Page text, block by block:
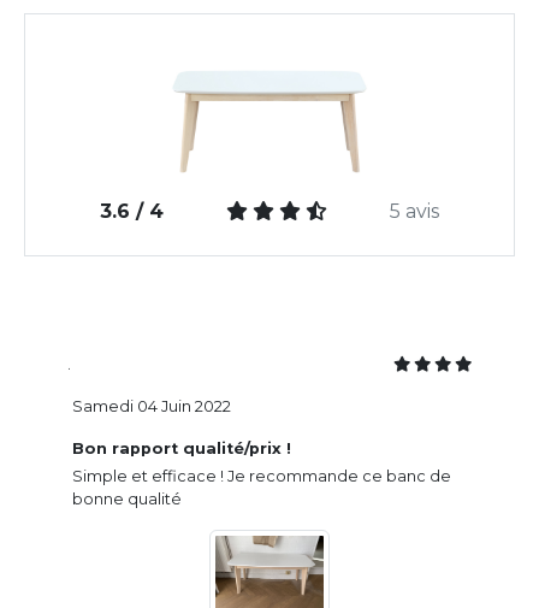
3.6 / 4 5 avis
.
Bon rapport qualité/prix !
Simple et efficace ! Je recommande ce banc de
bonne qualité
Samedi 04 Juin 2022